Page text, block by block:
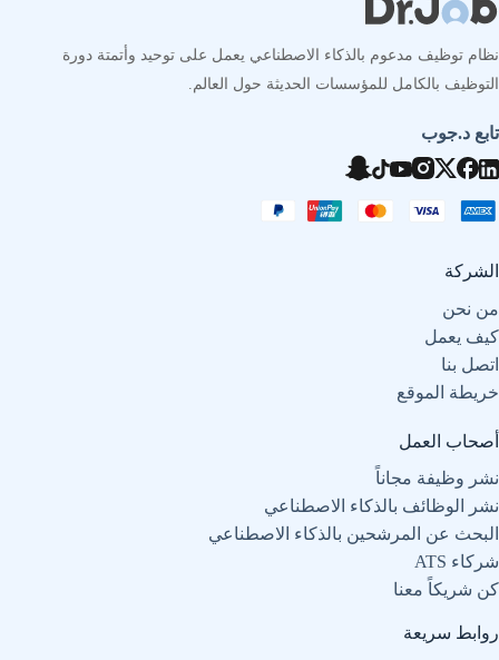
نظام توظيف مدعوم بالذكاء الاصطناعي يعمل على توحيد وأتمتة دورة
التوظيف بالكامل للمؤسسات الحديثة حول العالم.
تابع د.جوب
الشركة
من نحن
كيف يعمل
اتصل بنا
خريطة الموقع
أصحاب العمل
نشر وظيفة مجاناً
نشر الوظائف بالذكاء الاصطناعي
البحث عن المرشحين بالذكاء الاصطناعي
شركاء ATS
كن شريكاً معنا
روابط سريعة